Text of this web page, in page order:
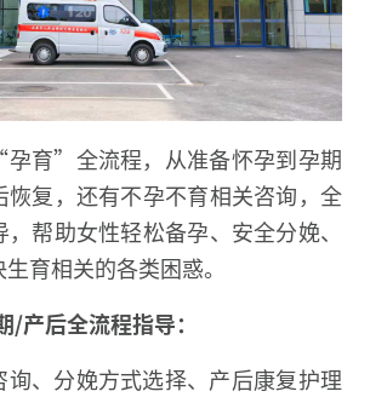
育”全流程，从准备怀孕到孕期
恢复，还有不孕不育相关咨询，全
帮助女性轻松备孕、安全分娩、
育相关的各类困惑。
/产后全流程指导：
询、分娩方式选择、产后康复护理